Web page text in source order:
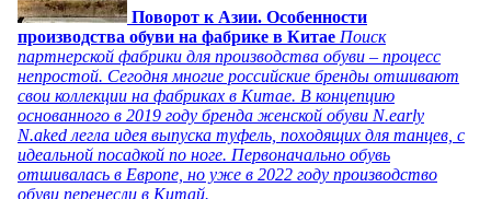
Поворот к Азии. Особенности
производства обуви на фабрике в Китае Поиск
партнерской фабрики для производства обуви – процесс
непростой. Сегодня многие российские бренды отшивают
свои коллекции на фабриках в Китае. В концепцию
основанного в 2019 году бренда женской обуви N.early
N.aked легла идея выпуска туфель, походящих для танцев, с
идеальной посадкой по ноге. Первоначально обувь
отшивалась в Европе, но уже в 2022 году производство
обуви перенесли в Китай.